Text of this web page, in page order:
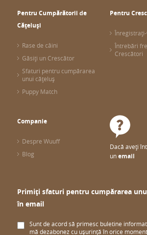
Pentru Cumpărătorii de
Cățeluși
Rase de câini
Găsiți un Crescător
Sfaturi pentru cumpărarea
unui cățeluș
Puppy Match
Pentru
Întrebări
Crescători
Companie
Despre Wuuff
Blog
Dacă aveți
unemail
Primiți sfaturi pentru cumpărarea
în email
Sunt de acord să primesc buletine
mă dezabonez cu ușurință în orice moment.